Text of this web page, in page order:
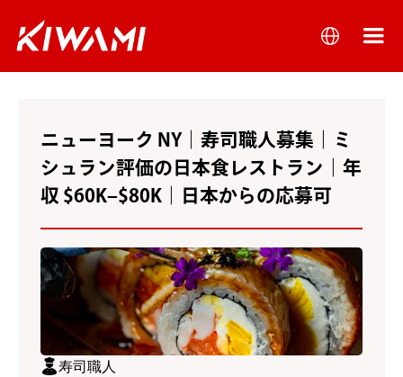
ニューヨーク NY｜寿司職人募集｜ミ
シュラン評価の日本食レストラン｜年
収 $60K–$80K｜日本からの応募可
寿司職人